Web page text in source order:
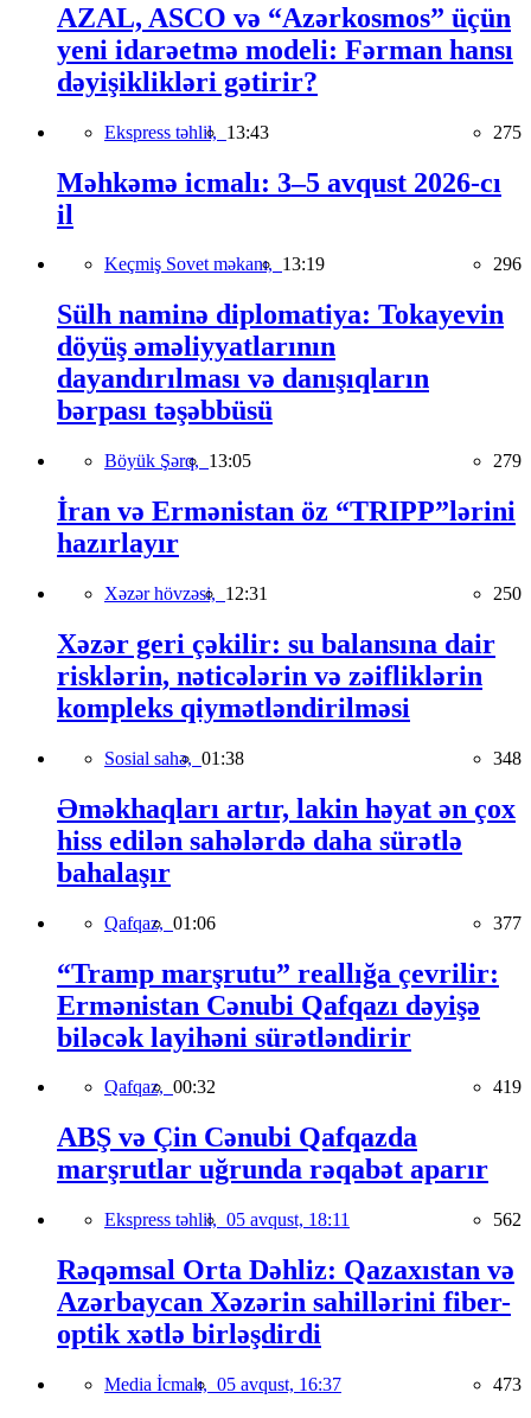
AZAL, ASCO və “Azərkosmos” üçün
yeni idarəetmə modeli: Fərman hansı
dəyişiklikləri gətirir?
Ekspress təhlil, 13:43 275
Məhkəmə icmalı: 3–5 avqust 2026-cı
il
Keçmiş Sovet məkanı, 13:19 296
Sülh naminə diplomatiya: Tokayevin
döyüş əməliyyatlarının
dayandırılması və danışıqların
bərpası təşəbbüsü
Böyük Şərq, 13:05 279
İran və Ermənistan öz “TRIPP”lərini
hazırlayır
Xəzər hövzəsi, 12:31 250
Xəzər geri çəkilir: su balansına dair
risklərin, nəticələrin və zəifliklərin
kompleks qiymətləndirilməsi
Sosial sahə, 01:38 348
Əməkhaqları artır, lakin həyat ən çox
hiss edilən sahələrdə daha sürətlə
bahalaşır
Qafqaz, 01:06 377
“Tramp marşrutu” reallığa çevrilir:
Ermənistan Cənubi Qafqazı dəyişə
biləcək layihəni sürətləndirir
Qafqaz, 00:32 419
ABŞ və Çin Cənubi Qafqazda
marşrutlar uğrunda rəqabət aparır
Ekspress təhlil, 05 avqust, 18:11 562
Rəqəmsal Orta Dəhliz: Qazaxıstan və
Azərbaycan Xəzərin sahillərini fiber-
optik xətlə birləşdirdi
Media İcmalı, 05 avqust, 16:37 473